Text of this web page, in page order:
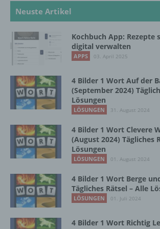
Neuste Artikel
Kochbuch App: Rezepte
digital verwalten
APPS 03. April 2025
4 Bilder 1 Wort Auf der
(September 2024)
Lösungen
LÖSUNGEN 31. August 2024
4 Bilder 1 Wort Clevere
(August 2024) Tägliches
Lösungen
LÖSUNGEN 01. August 2024
4 Bilder 1 Wort Berge
Tägliches Rätsel – Alle
LÖSUNGEN 01. Juli 2024
4 Bilder 1 Wort Richtig
automatisierter Verfahren
Daten wie das Erheben, das
Organisation, das Ordnen, die
die Anpassung oder
die Offenlegung durch
Verbreitung oder eine andere
Bereitstellung, den Abgleich
Verknüpfung, die
d) Einschränkung der Verarbeitung
Einschränkung der
Markierung gespeicherter
personenbezogener Daten mit
künftige Verarbeitung